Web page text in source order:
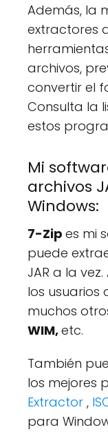
Además, la
extractores
archivos,
convertir el
Consulta la
estos
Mi
archivos
Windows:
7-Zip es mi
puede
JAR a la
los usuarios
muchos
WIM,etc.
También
los mejores
Extractor ,
para